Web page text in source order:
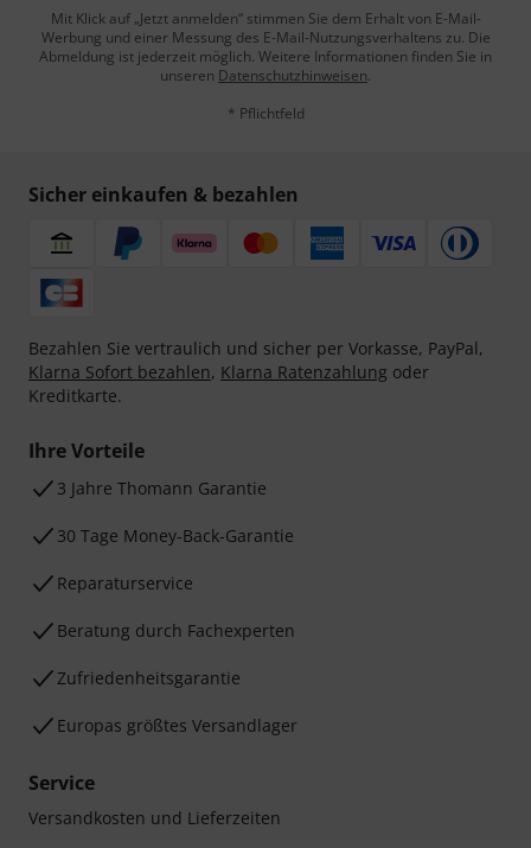
Mit Klick auf „Jetzt anmelden“ stimmen Sie dem Erhalt von E-Mail-
Werbung und einer Messung des E-Mail-Nutzungsverhaltens zu. Die
Abmeldung ist jederzeit möglich. Weitere Informationen finden Sie in
unseren Datenschutzhinweisen.
* Pflichtfeld
Sicher einkaufen & bezahlen
Bezahlen Sie vertraulich und sicher per Vorkasse, PayPal,
Klarna Sofort bezahlen, Klarna Ratenzahlung oder
Kreditkarte.
Ihre Vorteile
3 Jahre Thomann Garantie
30 Tage Money-Back-Garantie
Reparaturservice
Beratung durch Fachexperten
Zufriedenheitsgarantie
Europas größtes Versandlager
Service
Versandkosten und Lieferzeiten